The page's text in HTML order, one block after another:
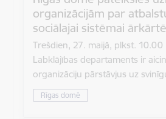
organizācijām par
sociālajai sistēmai
Trešdien, 27. maijā, plkst. 10.00
Labklājības departaments ir
organizāciju pārstāvjus uz
Rīgas domē